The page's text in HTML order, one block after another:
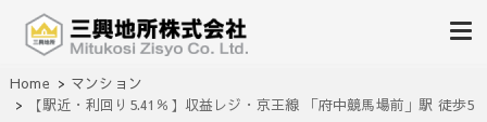
三興地所株式会社
Home
マンション
【駅近・利回り5.41％】収益レジ・京王線 「府中競馬場前」駅 徒歩5